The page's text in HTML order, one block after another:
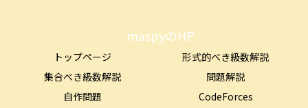
maspyのHP
トップページ
形式的べき級数解説
集合べき級数解説
問題解説
自作問題
CodeForces